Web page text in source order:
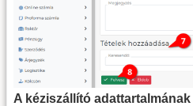
A kéziszállító